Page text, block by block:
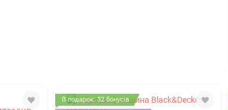
В подарок: 32 бонусів